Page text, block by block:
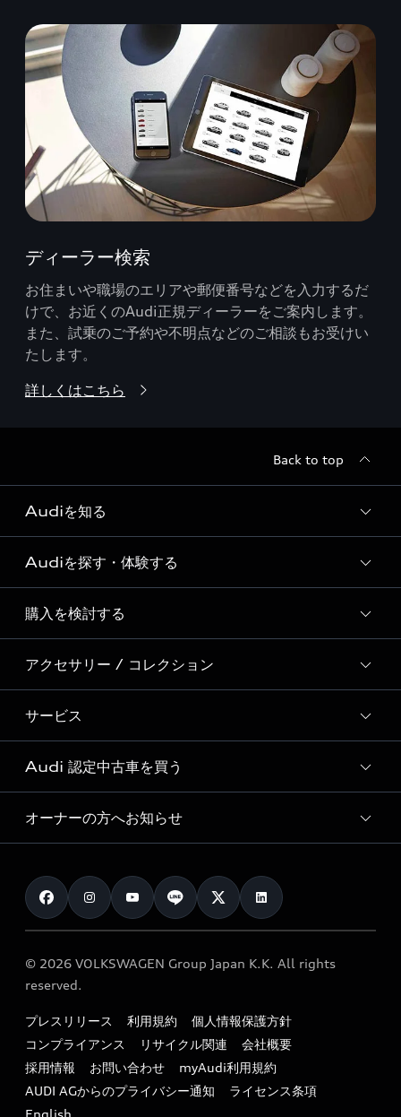
ディーラー検索
お住まいや職場のエリアや郵便番号などを入力するだ
けで、お近くのAudi正規ディーラーをご案内します。
また、試乗のご予約や不明点などのご相談もお受けい
たします。
詳しくはこちら
Back to top
Audiを知る
Audi ブランド
Story of Progress
Audi Sport
Formula 1®
デジタルサービス
Audiを探す・体験する
ディーラー検索
新車在庫検索
試乗車・展示車検索
見積り依頼
試乗予約
購入を検討する
モデル一覧
特別仕様モデル / 限定モデル
e-tronラインアップ
価格シミュレーション
車両比較
カタログ一覧
アクセサリー / コレクション
純正アクセサリー
オンラインショップ
Audi collection
アウディナビアプリ
サービス
サービス入庫予約
サービスプログラム
メンテナンス
車検 / 定期点検
e-tronアフターサポート
myAudi
Audi 認定中古車を買う
Audi認定中古車
クオリティ
保証
メンテナンス
ファイナンス
キャンペーン / イベント
買取査定
オーナーの方へお知らせ
お知らせ
オーナー様向けキャンペーン
特定整備適用車一覧
リサイクル法
よくある質問（FAQ）
© 2026 VOLKSWAGEN Group Japan K.K. All rights
reserved.
プレスリリース 利用規約
個人情報保護方針
コンプライアンス
リサイクル関連
会社概要
採用情報
お問い合わせ
myAudi利用規約
AUDI AGからのプライバシー通知
ライセンス条項
English